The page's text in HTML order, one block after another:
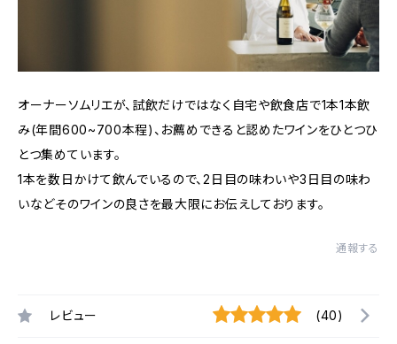
オーナーソムリエが、試飲だけではなく自宅や飲食店で1本1本飲
み(年間600~700本程)、お薦めできると認めたワインをひとつひ
とつ集めています。
1本を数日かけて飲んでいるので、2日目の味わいや3日目の味わ
いなどそのワインの良さを最大限にお伝えしております。
通報する
レビュー (40)